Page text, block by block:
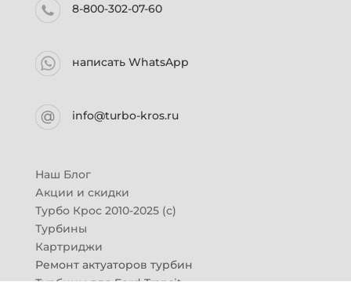
8-800-302-07-60
написать WhatsApp
info@turbo-kros.ru
Наш Блог
Акции и скидки
Турбо Крос 2010-2025 (с)
Турбины
Картриджи
Ремонт актуаторов турбин